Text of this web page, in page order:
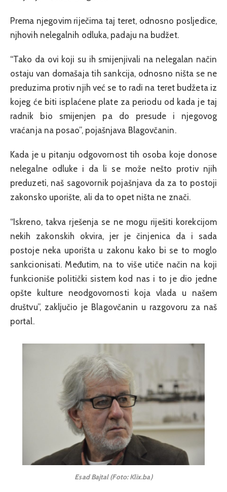
Prema njegovim riječima taj teret, odnosno posljedice,
njhovih nelegalnih odluka, padaju na budžet.
“Tako da ovi koji su ih smijenjivali na nelegalan način
ostaju van domašaja tih sankcija, odnosno ništa se ne
preduzima protiv njih već se to radi na teret budžeta iz
kojeg će biti isplaćene plate za periodu od kada je taj
radnik bio smijenjen pa do presude i njegovog
vraćanja na posao”, pojašnjava Blagovčanin.
Kada je u pitanju odgovornost tih osoba koje donose
nelegalne odluke i da li se može nešto protiv njih
preduzeti, naš sagovornik pojašnjava da za to postoji
zakonsko uporište, ali da to opet ništa ne znači.
“Iskreno, takva rješenja se ne mogu riješiti korekcijom
nekih zakonskih okvira, jer je činjenica da i sada
postoje neka uporišta u zakonu kako bi se to moglo
sankcionisati. Međutim, na to više utiče način na koji
funkcioniše politički sistem kod nas i to je dio jedne
opšte kulture neodgovornosti koja vlada u našem
društvu”, zaključio je Blagovčanin u razgovoru za naš
portal.
Esad Bajtal (Foto: Klix.ba)